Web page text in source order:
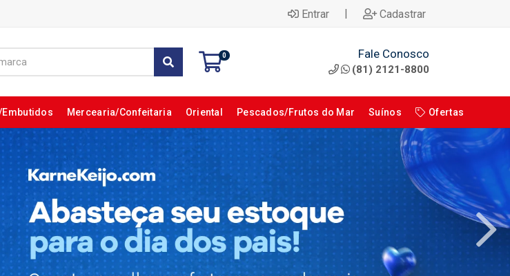
Entrar | Cadastrar
0 Fale Conosco
(81) 2121-8800
Mercearia/Confeitaria Oriental Pescados/Frutos do Mar Suínos Ofertas